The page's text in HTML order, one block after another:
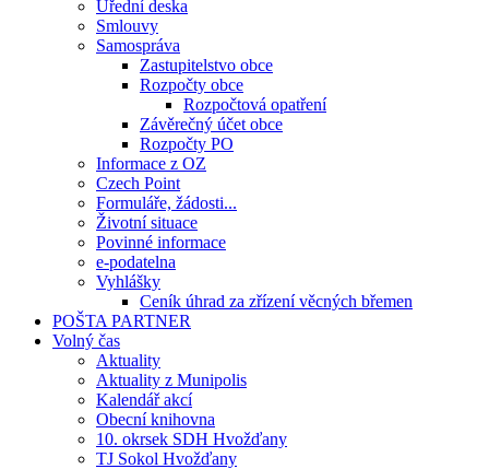
Úřední deska
Smlouvy
Samospráva
Zastupitelstvo obce
Rozpočty obce
Rozpočtová opatření
Závěrečný účet obce
Rozpočty PO
Informace z OZ
Czech Point
Formuláře, žádosti...
Životní situace
Povinné informace
e-podatelna
Vyhlášky
Ceník úhrad za zřízení věcných břemen
POŠTA PARTNER
Volný čas
Aktuality
Aktuality z Munipolis
Kalendář akcí
Obecní knihovna
10. okrsek SDH Hvožďany
TJ Sokol Hvožďany